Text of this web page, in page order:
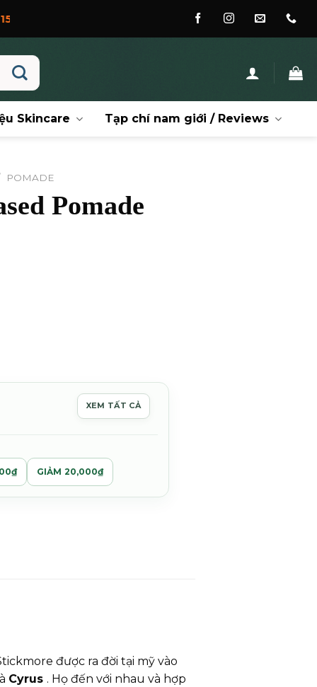
Skincare Tạp chí nam giới / Reviews
POMADE
Pomade
XEM TẤT CẢ
GIẢM 20,000₫
được ra đời tại mỹ vào
Cyrus . Họ đến với nhau và hợp